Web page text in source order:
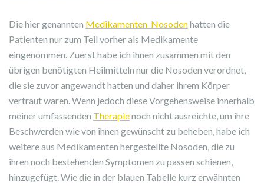
Die hier genannten Medikamenten-Nosodenhatten die
Patienten nur zum Teil vorher als Medikamente
eingenommen. Zuerst habe ich ihnen zusammen mit den
übrigen benötigten Heilmitteln nur die Nosoden verordnet,
die sie zuvor angewandt hatten und daher ihrem Körper
vertraut waren. Wenn jedoch diese Vorgehensweise innerhalb
meiner umfassenden Therapienoch nicht ausreichte, um ihre
Beschwerden wie von ihnen gewünscht zu beheben, habe ich
weitere aus Medikamenten hergestellte Nosoden, die zu
ihren noch bestehenden Symptomen zu passen schienen,
hinzugefügt. Wie die in der blauen Tabelle kurz erwähnten